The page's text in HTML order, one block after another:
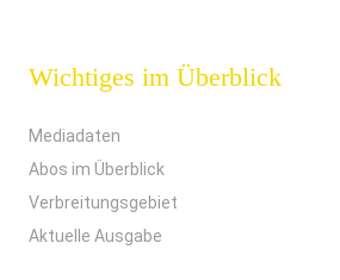
Wichtiges im Überblick
Mediadaten
Abos im Überblick
Verbreitungsgebiet
Aktuelle Ausgabe